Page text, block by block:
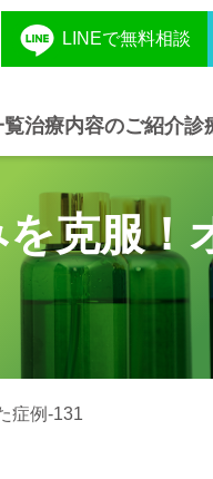
LINEで無料相談
覧治療内容のご紹介診
克服！
症例‐131